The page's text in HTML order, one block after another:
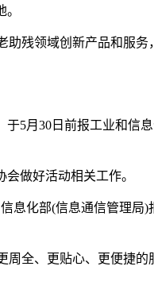
残领域创新产品和服务
5月30日前报工业和信
做好活动相关工作。
息化部(信息通信管理局)
全、更贴心、更便捷的